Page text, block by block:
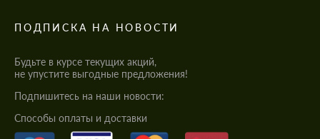
ПОДПИСКА НА НОВОСТИ
Будьте в курсе текущих акций,
не упустите выгодные предложения!
Подпишитесь на наши новости:
Cпособы оплаты и доставки